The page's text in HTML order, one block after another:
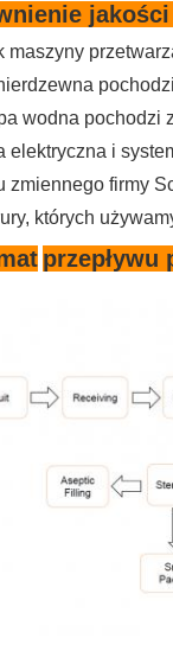
maszyny
wodna pochodzi
elektryczna i
zmiennego firmy
których
przepływu